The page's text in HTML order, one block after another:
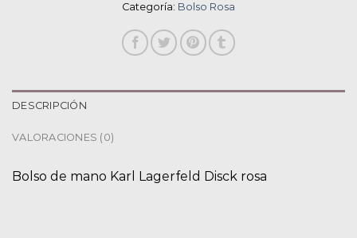
Categoría: Bolso Rosa
DESCRIPCIÓN
VALORACIONES (0)
Bolso de mano Karl Lagerfeld Disck rosa